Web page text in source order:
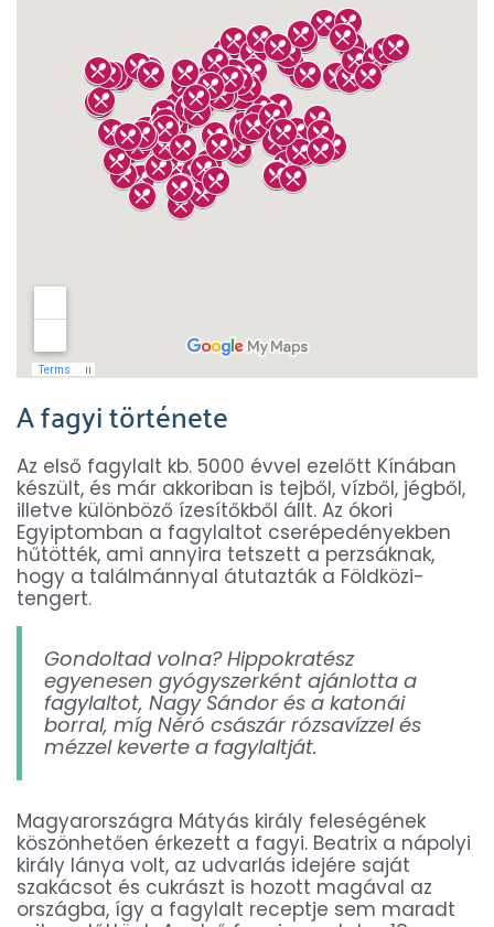
A fagyi története
Az első fagylalt kb. 5000 évvel ezelőtt Kínában
készült, és már akkoriban is tejből, vízből, jégből,
illetve különböző ízesítőkből állt. Az ókori
Egyiptomban a fagylaltot cserépedényekben
hűtötték, ami annyira tetszett a perzsáknak,
hogy a találmánnyal átutazták a Földközi-
tengert.
Gondoltad volna? Hippokratész
egyenesen gyógyszerként ajánlotta a
fagylaltot, Nagy Sándor és a katonái
borral, míg Néró császár rózsavízzel és
mézzel keverte a fagylaltját.
Magyarországra Mátyás király feleségének
köszönhetően érkezett a fagyi. Beatrix a nápolyi
király lánya volt, az udvarlás idejére saját
szakácsot és cukrászt is hozott magával az
országba, így a fagylalt receptje sem maradt